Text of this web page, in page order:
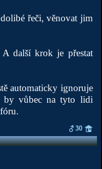
řeči, věnovat jim
další krok je přestat
automaticky ignoruje
by vůbec na tyto lidi
30